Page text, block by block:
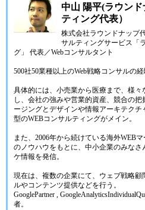
中山 陽平(ラウン
ティング代表）
株式会社ラウンドナップ
サルティングサービス「
グ」 代表／Webコンサルタント
500社50業種以上のWeb戦略コンサルの
具体的には、小売業から医療まで、様
し、会社の強みや営業的資産、競合の
ージングとデザインや情報アーキテク
型のWEBコンサルティングがメイン。
また、2006年から続けている海外WEB
のノウハウをもとに、中小企業のみな
ケ情報を発信。
現在は、複数の企業にて、ウェブ戦略
ルやコンテンツ提供などを行う。
GooglePartner ,
者。